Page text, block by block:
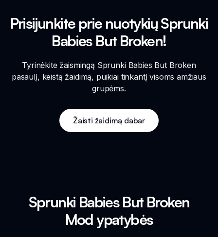
Prisijunkite prie nuotykių Sprunki
Babies But Broken!
Tyrinėkite žaismingą Sprunki Babies But Broken
pasaulį, keistą žaidimą, puikiai tinkantį visoms amžiaus
grupėms.
Žaisti žaidimą dabar
Sprunki Babies But Broken
Mod ypatybės